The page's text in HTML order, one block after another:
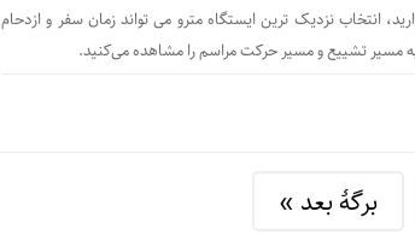
در مراسم تشییع روز دوشنبه ۱۵ تیر را دارید، انتخاب نزدیک ترین ایستگاه مترو می تواند زمان سفر و ازدحام
مسیر تشییع و مسیر حرکت مراسم را مشاهده می‌کنید.
برگهٔ بعد »